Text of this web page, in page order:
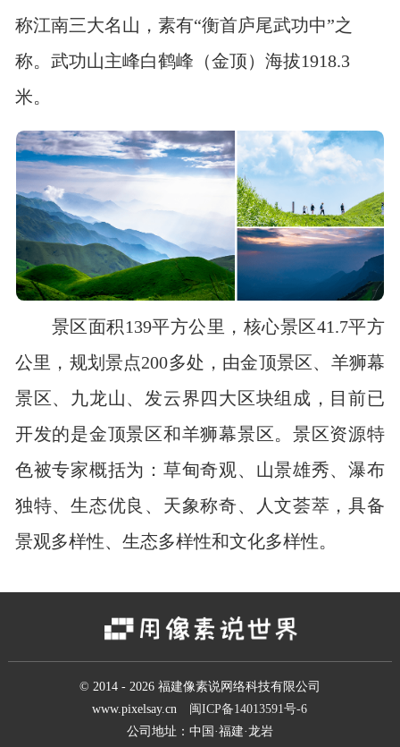
称江南三大名山，素有“衡首庐尾武功中”之
称。武功山主峰白鹤峰（金顶）海拔1918.3
米。
景区面积139平方公里，核心景区41.7平方
公里，规划景点200多处，由金顶景区、羊狮幕
景区、九龙山、发云界四大区块组成，目前已
开发的是金顶景区和羊狮幕景区。景区资源特
色被专家概括为：草甸奇观、山景雄秀、瀑布
独特、生态优良、天象称奇、人文荟萃，具备
景观多样性、生态多样性和文化多样性。
© 2014 - 2026 福建像素说网络科技有限公司
www.pixelsay.cn 闽ICP备14013591号-6
公司地址：中国·福建·龙岩